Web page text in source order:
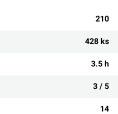
210
428 ks
3.5 h
3 / 5
14